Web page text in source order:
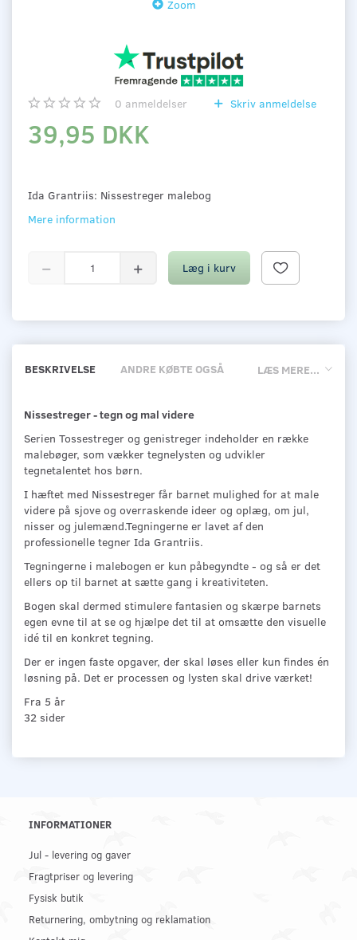
Zoom
0 anmeldelser Skriv anmeldelse
39,95 DKK
Ida Grantriis: Nissestreger malebog
Mere information
Læg i kurv
LÆS MERE...
BESKRIVELSE ANDRE KØBTE OGSÅ
Nissestreger - tegn og mal videre
Serien Tossestreger og genistreger indeholder en række
malebøger, som vækker tegnelysten og udvikler
tegnetalentet hos børn.
I hæftet med Nissestreger får barnet mulighed for at male
videre på sjove og overraskende ideer og oplæg, om jul,
nisser og julemænd.Tegningerne er lavet af den
professionelle tegner Ida Grantriis.
Tegningerne i malebogen er kun påbegyndte - og så er det
ellers op til barnet at sætte gang i kreativiteten.
Bogen skal dermed stimulere fantasien og skærpe barnets
egen evne til at se og hjælpe det til at omsætte den visuelle
idé til en konkret tegning.
Der er ingen faste opgaver, der skal løses eller kun findes én
løsning på. Det er processen og lysten skal drive værket!
Fra 5 år
32 sider
INFORMATIONER
Jul - levering og gaver
Fragtpriser og levering
Fysisk butik
Returnering, ombytning og reklamation